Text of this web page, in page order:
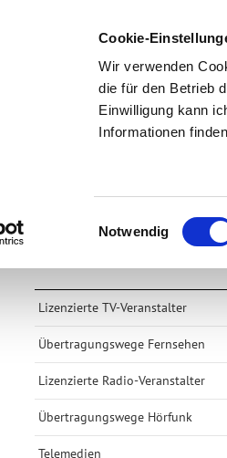
Cookie-
Wir verwenden
die für den Betrieb
Einwilligung kann
Informationen
Einwilligungsauswahl
Notwendig
Startseite >TV + Radio +
Lizenzierte TV-Veranstalter
Übertragungswege Fernsehen
Lizenzierte Radio-Veranstalter
Übertragungswege Hörfunk
Telemedien